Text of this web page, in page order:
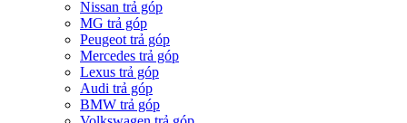
Nissan trả góp
MG trả góp
Peugeot trả góp
Mercedes trả góp
Lexus trả góp
Audi trả góp
BMW trả góp